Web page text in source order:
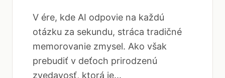
V ére, kde AI odpovie na každú
otázku za sekundu, stráca tradičné
memorovanie zmysel. Ako však
prebudiť v deťoch prirodzenú
zvedavosť, ktorá je...